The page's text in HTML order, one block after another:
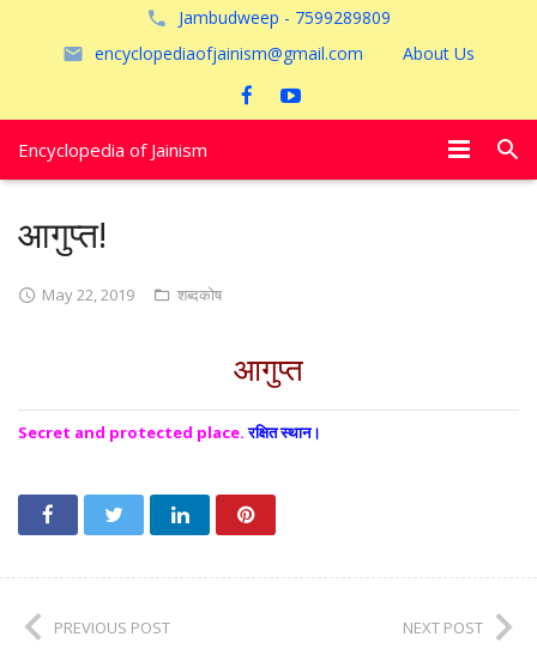
Jambudweep - 7599289809
encyclopediaofjainism@gmail.com
About Us
Encyclopedia of Jainism
आगुप्त!
May 22, 2019 शब्दकोष
आगुप्त
Secret and protected place.रक्षित स्थान।
PREVIOUS POST NEXT POST